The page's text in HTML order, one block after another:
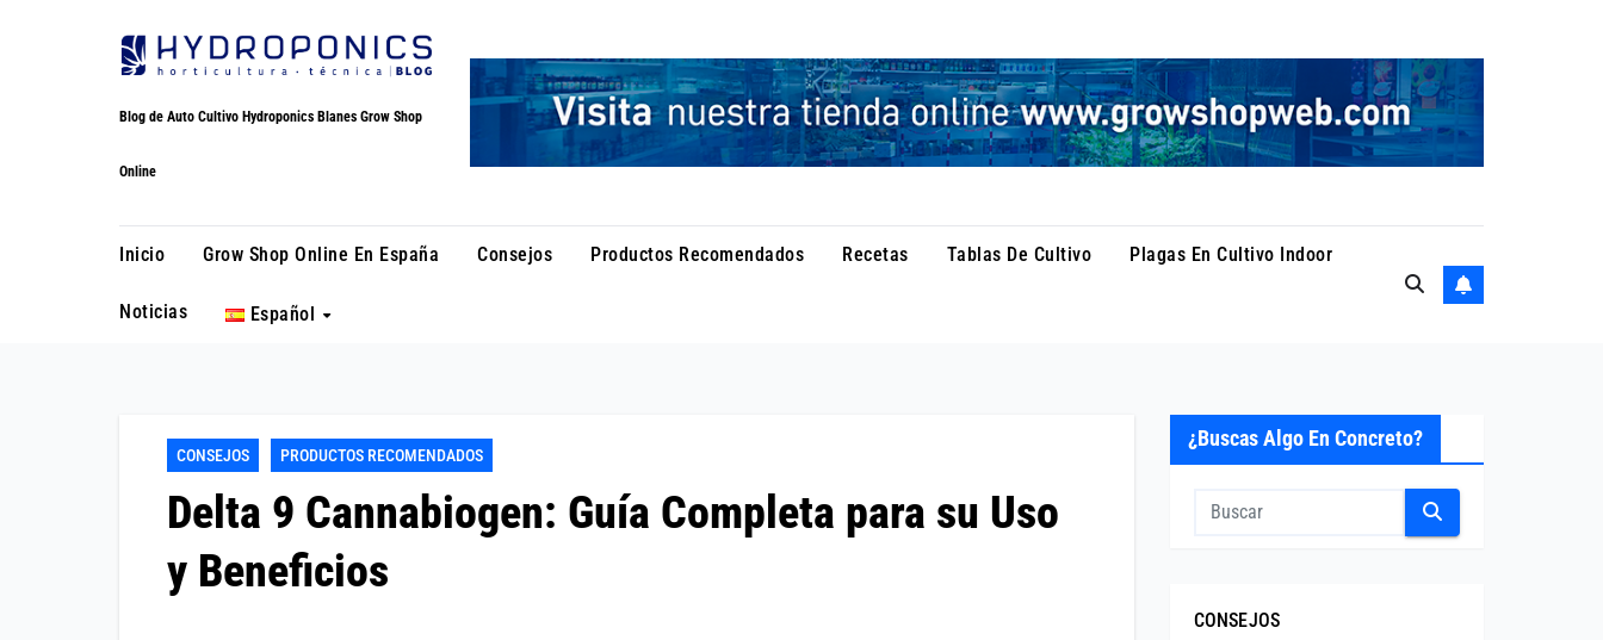
Blog de Auto Cultivo Hydroponics Blanes Grow Shop
Online
Inicio Grow Shop Online En España Consejos Productos Recomendados Recetas Tablas De Cultivo Plagas En Cultivo Indoor
Noticias Español
CONSEJOS PRODUCTOS RECOMENDADOS
Delta 9 Cannabiogen: Guía Completa para su Uso
y Beneficios
¿Buscas Algo En Concreto?
CONSEJOS